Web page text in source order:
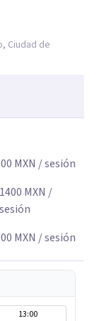
valentía y
que puedas
tus
plena y
Ciudad de
MXN / sesión
1400 MXN /
sesión
MXN / sesión
13:00